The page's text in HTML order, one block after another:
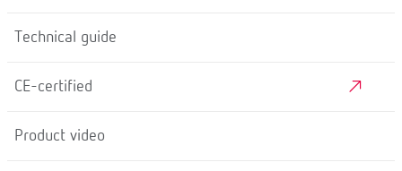
Technical guide
CE-certified
Product video